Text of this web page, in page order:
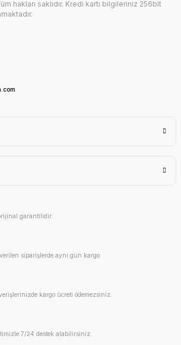
hakları saklıdır. Kredi kartı bilgileriniz 256bit
garantilidir.
siparişlerde aynı gün kargo
kargo ücreti ödemezsiniz.
7/24 destek alabilirsiniz.